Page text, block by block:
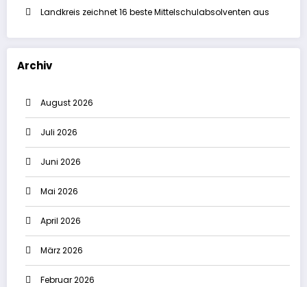
Landkreis zeichnet 16 beste Mittelschulabsolventen aus
Archiv
August 2026
Juli 2026
Juni 2026
Mai 2026
April 2026
März 2026
Februar 2026